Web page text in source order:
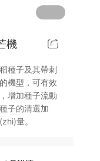
機
種子及其帶刺
機型，可有效
，增加種子流動
子的清選加
(zhì)量。